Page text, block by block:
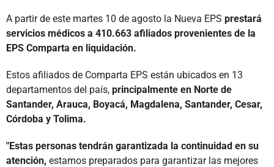
A partir de este martes 10 de agosto la Nueva EPS prestará
servicios médicos a 410.663 afiliados provenientes de la
EPS Comparta en liquidación.
Estos afiliados de Comparta EPS están ubicados en 13
departamentos del país, principalmente en Norte de
Santander, Arauca, Boyacá, Magdalena, Santander, Cesar,
Córdoba y Tolima.
"Estas personas tendrán garantizada la continuidad en su
atención, estamos preparados para garantizar las mejores